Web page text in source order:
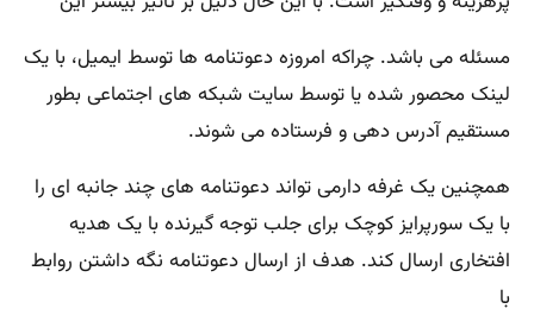
مسئله می باشد. چراکه امروزه دعوتنامه ها توسط ایمیل، با یک
لینک محصور شده یا توسط سایت شبکه های اجتماعی بطور
مستقیم آدرس دهی و فرستاده می شوند.
همچنین یک غرفه دارمی تواند دعوتنامه های چند جانبه ای را
با یک سورپرایز کوچک برای جلب توجه گیرنده با یک هدیه
افتخاری ارسال کند. هدف از ارسال دعوتنامه نگه داشتن روابط
با